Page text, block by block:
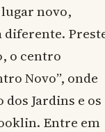
novo,
diferente.
o centro
Novo”, onde
Jardins e os
Entre em